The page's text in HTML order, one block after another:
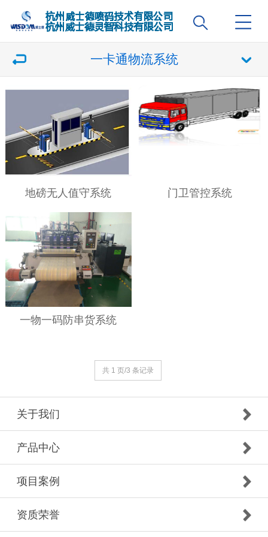
一卡通物流系统
地磅无人值守系统 门卫管控系统
一物一码防串货系统
共 1 页/3 条记录
关于我们
产品中心
项目案例
资质荣誉